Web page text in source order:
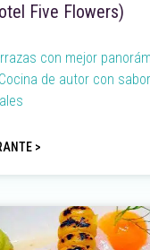
Five Flowers)
con mejor
de autor con
>